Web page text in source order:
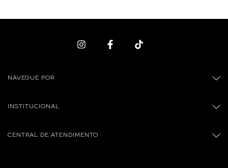
NAVEGUE POR
INSTITUCIONAL
CENTRAL DE ATENDIMENTO